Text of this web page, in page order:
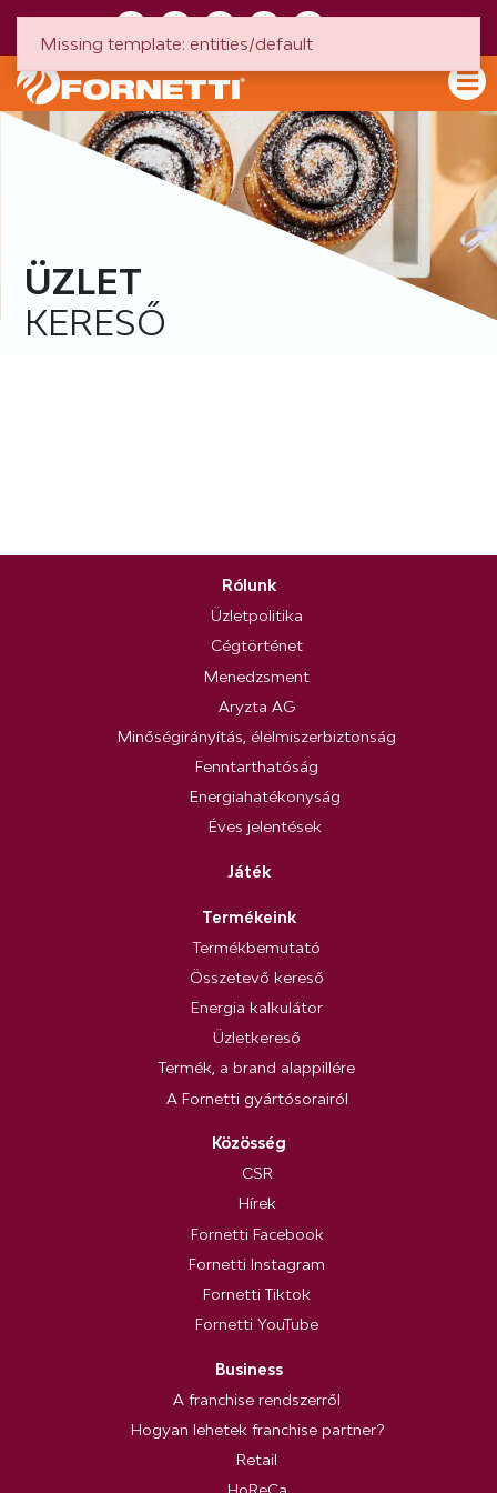
ÜZLET
KERESŐ
Rólunk
Üzletpolitika
Cégtörténet
Menedzsment
Aryzta AG
Minőségirányítás, élelmiszerbiztonság
Fenntarthatóság
Energiahatékonyság
Éves jelentések
Játék
Termékeink
Termékbemutató
Összetevő kereső
Energia kalkulátor
Üzletkereső
Termék, a brand alappillére
A Fornetti gyártósorairól
Közösség
CSR
Hírek
Fornetti Facebook
Fornetti Instagram
Fornetti Tiktok
Fornetti YouTube
Business
A franchise rendszerről
Hogyan lehetek franchise partner?
Retail
Missing template: entities/default